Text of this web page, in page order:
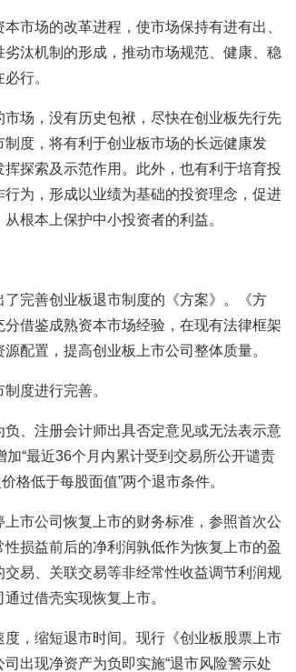
市场的改革进程，使市场保持有进有出、
汰机制的形成，推动市场规范、健康、稳
行。
场，没有历史包袱，尽快在创业板先行先
度，将有利于创业板市场的长远健康发
探索及示范作用。此外，也有利于培育投
为，形成以业绩为基础的投资理念，促进
根本上保护中小投资者的利益。
完善创业板退市制度的《方案》。《方
借鉴成熟资本市场经验，在现有法律框架
配置，提高创业板上市公司整体质量。
度进行完善。
、注册会计师出具否定意见或无法表示意
“最近36个月内累计受到交易所公开谴责
格低于每股面值”两个退市条件。
市公司恢复上市的财务标准，参照首次公
损益前后的净利润孰低作为恢复上市的盈
易、关联交易等非经常性收益调节利润规
过借壳实现恢复上市。
，缩短退市时间。现行《创业板股票上市
出现净资产为负即实施“退市风险警示处